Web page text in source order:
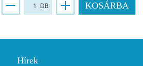
DB KOSÁRBA
Hírek